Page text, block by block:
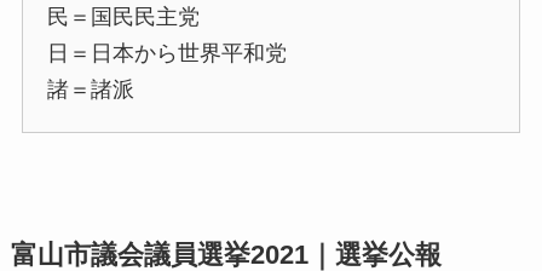
民＝国民民主党
日＝日本から世界平和党
諸＝諸派
富山市議会議員選挙2021｜選挙公報